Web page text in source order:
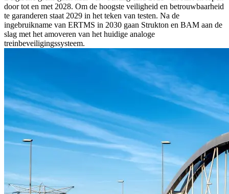
door tot en met 2028. Om de hoogste veiligheid en betrouwbaarheid
te garanderen staat 2029 in het teken van testen. Na de
ingebruikname van ERTMS in 2030 gaan Strukton en BAM aan de
slag met het amoveren van het huidige analoge
treinbeveiligingssysteem.